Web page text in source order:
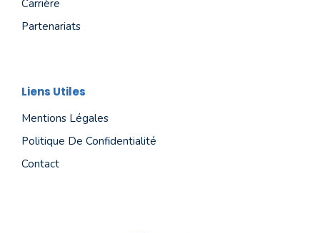
Carrière
Partenariats
Liens Utiles
Mentions Légales
Politique De Confidentialité
Contact